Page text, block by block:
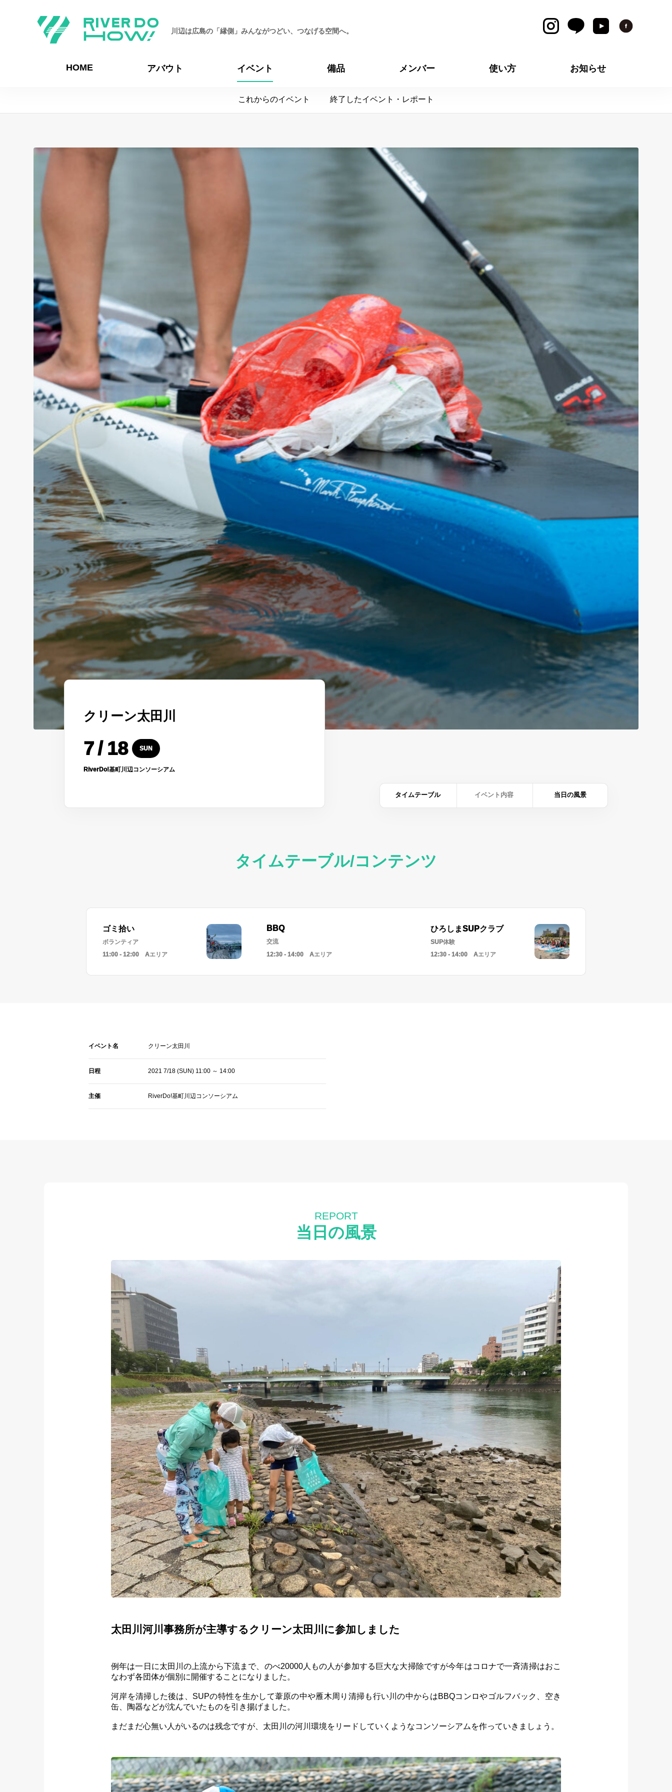
川辺は広島の「縁側」みんながつどい、つなげる空間へ。
HOME アバウト イベント 備品 メンバー 使い方 お知らせ
これからのイベント 終了したイベント・レポート
クリーン太田川
7/ 18 SUN
RiverDo!基町川辺コンソーシアム
タイムテーブル イベント内容 当日の風景
タイムテーブル/コンテンツ
ゴミ拾い
ボランティア
11:00 - 12:00 Aエリア
BBQ
交流
12:30 - 14:00 Aエリア
ひろしまSUPクラブ
SUP体験
12:30 - 14:00 Aエリア
イベント名 クリーン太田川
日程 2021 7/18 (SUN) 11:00 ～ 14:00
主催 RiverDo!基町川辺コンソーシアム
REPORT
当日の風景
太田川河川事務所が主導するクリーン太田川に参加しました
例年は一日に太田川の上流から下流まで、のべ20000人もの人が参加する巨大な大掃除ですが今年はコロナで一斉清掃はおこ
なわず各団体が個別に開催することになりました。
河岸を清掃した後は、SUPの特性を生かして葦原の中や雁木周り清掃も行い川の中からはBBQコンロやゴルフバック、空き
缶、陶器などが沈んでいたものを引き揚げました。
まだまだ心無い人がいるのは残念ですが、太田川の河川環境をリードしていくようなコンソーシアムを作っていきましょう。